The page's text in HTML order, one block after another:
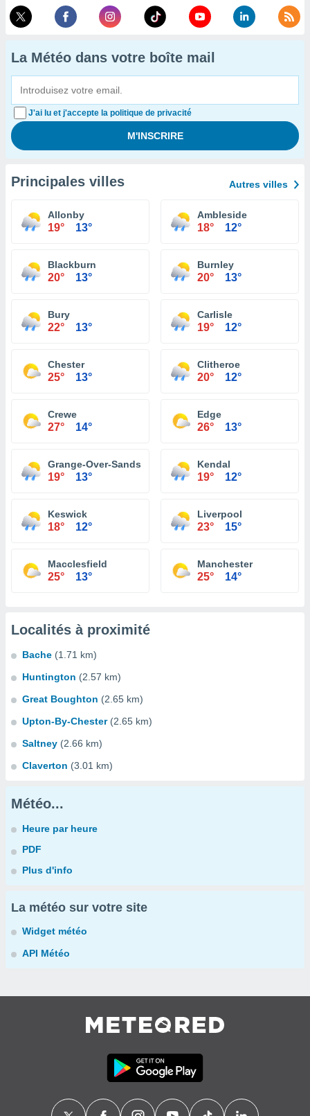
La Météo dans votre boîte mail
J'ai lu et j'accepte la politique de privacité
Principales villes Autres villes
Allonby
19° 13°
Ambleside
18° 12°
Blackburn
20° 13°
Burnley
20° 13°
Bury
22° 13°
Carlisle
19° 12°
Chester
25° 13°
Clitheroe
20° 12°
Crewe
27° 14°
Edge
26° 13°
Grange-Over-Sands
19° 13°
Kendal
19° 12°
Keswick
18° 12°
Liverpool
23° 15°
Macclesfield
25° 13°
Manchester
25° 14°
Localités à proximité
Bache (1.71 km)
Huntington (2.57 km)
Great Boughton (2.65 km)
Upton-By-Chester (2.65 km)
Saltney (2.66 km)
Claverton (3.01 km)
Météo...
Heure par heure
PDF
Plus d'info
La météo sur votre site
Widget météo
API Météo